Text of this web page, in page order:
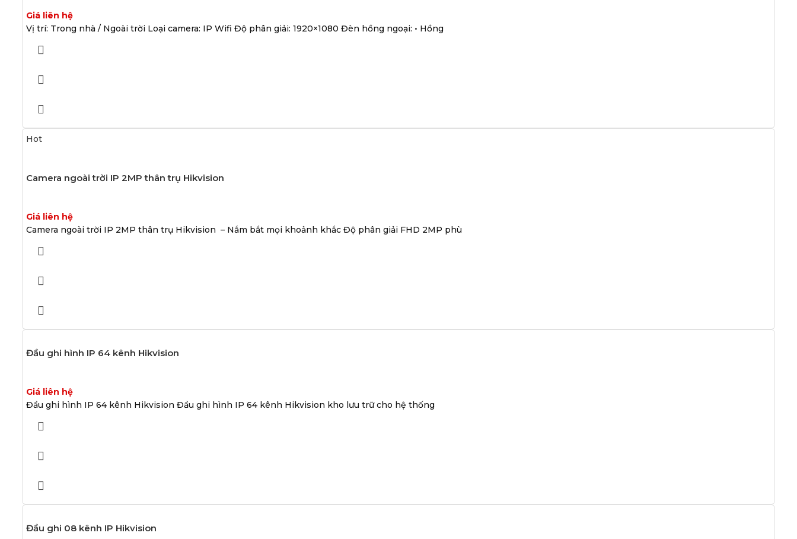
Giá liên hệ
Vị trí: Trong nhà / Ngoài trời Loại camera: IP Wifi Độ phân giải: 1920×1080 Đèn hồng ngoại: • Hồng
Hot
Camera ngoài trời IP 2MP thân trụ Hikvision
Giá liên hệ
Camera ngoài trời IP 2MP thân trụ Hikvision – Nắm bắt mọi khoảnh khắc Độ phân giải FHD 2MP phù
Đầu ghi hình IP 64 kênh Hikvision
Giá liên hệ
Đầu ghi hình IP 64 kênh Hikvision Đầu ghi hình IP 64 kênh Hikvision kho lưu trữ cho hệ thống
Đầu ghi 08 kênh IP Hikvision